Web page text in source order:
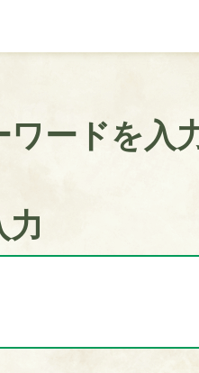
ードを入
力